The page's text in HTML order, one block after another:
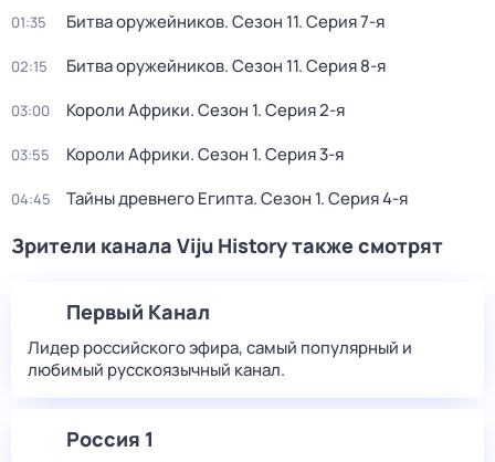
01:35 Битва оружейников. Сезон 11. Серия 7-я
02:15 Битва оружейников. Сезон 11. Серия 8-я
03:00 Короли Африки. Сезон 1. Серия 2-я
03:55 Короли Африки. Сезон 1. Серия 3-я
04:45 Тайны древнего Египта. Сезон 1. Серия 4-я
Зрители канала Viju History также смотрят
Первый Канал
Лидер российского эфира, самый популярный и
любимый русскоязычный канал.
Россия 1